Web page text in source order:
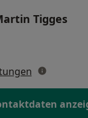
Tigges
Spezialisierungen